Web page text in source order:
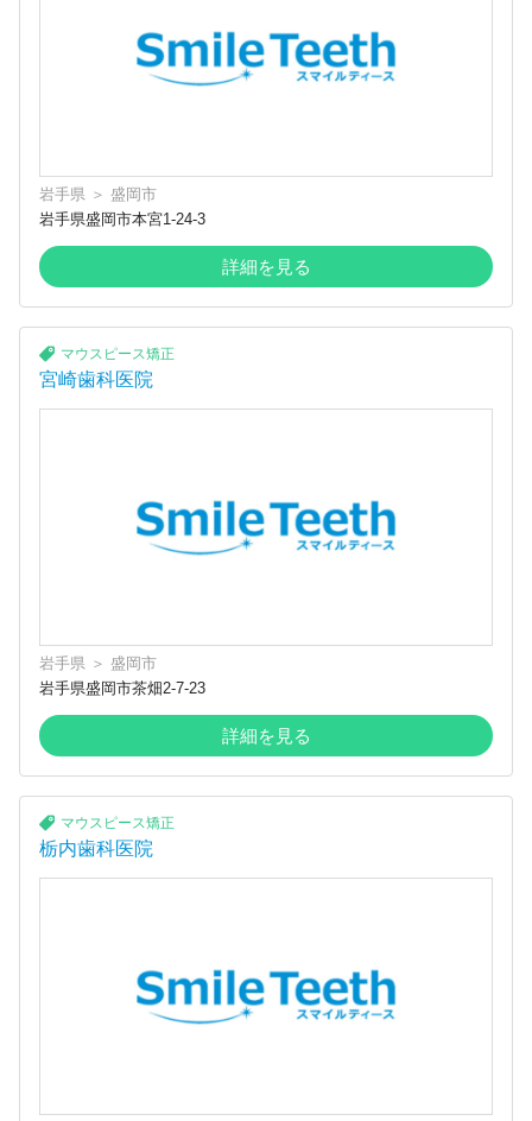
岩手県 ＞ 盛岡市
岩手県盛岡市本宮1-24-3
詳細を見る
マウスピース矯正
宮崎歯科医院
岩手県 ＞ 盛岡市
岩手県盛岡市茶畑2-7-23
詳細を見る
マウスピース矯正
栃内歯科医院